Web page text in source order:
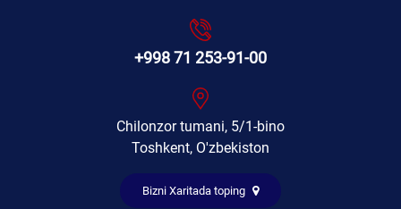
+998 71 253-91-00
Chilonzor tumani, 5/1-bino
Toshkent, O'zbekiston
Bizni Xaritada toping